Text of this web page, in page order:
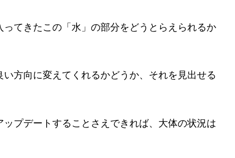
てきたこの「水」の部分をどうとらえられるか
方向に変えてくれるかどうか、それを見出せる
プデートすることさえできれば、大体の状況は